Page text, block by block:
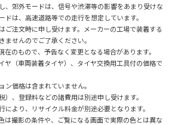
、郊外モードは、信号や渋滞等の影響をあまり受けな
ドは、高速道路等での走行を想定しています。
注文時に申し受けます。メーカーの工場で装着する
ませんのでご了承ください。
のもので、予告なく変更となる場合があります。
ヤ（車両装着タイヤ）、タイヤ交換用工具付の価格で
価格は含まれていません。
、登録料などの諸費用は別途申し受けます。
より、リサイクル料金が別途必要となります。
は撮影の条件や、ご覧になる画面で実際の色とは異な